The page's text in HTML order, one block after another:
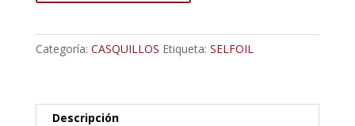
Bronce
cantidad
Categoría: CASQUILLOS Etiqueta: SELFOIL
Descripción